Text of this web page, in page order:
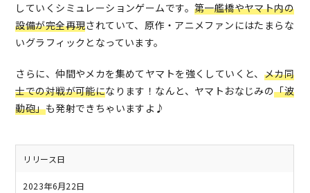
していくシミュレーションゲームです。 第一艦橋やヤマト内の
設備が完全再現されていて、原作・アニメファンにはたまらな
いグラフィックとなっています。
さらに、仲間やメカを集めてヤマトを強くしていくと、 メカ同
士での対戦が可能になります！なんと、ヤマトおなじみの「波
動砲」も発射できちゃいますよ♪
リリース日
2023年6月22日